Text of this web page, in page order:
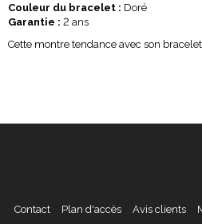
Couleur du bracelet : Doré
Garantie : 2 ans
Cette montre tendance avec son
Contact Plan d'accès Avis clients